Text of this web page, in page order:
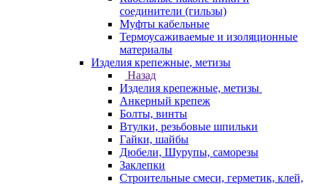
соединители (гильзы)
Муфты кабельные
Термоусаживаемые и изоляционные
материалы
Изделия крепежные, метизы
Назад
Изделия крепежные, метизы
Анкерный крепеж
Болты, винты
Втулки, резьбовые шпильки
Гайки, шайбы
Дюбели, Шурупы, саморезы
Заклепки
Строительные смеси, герметик, клей,